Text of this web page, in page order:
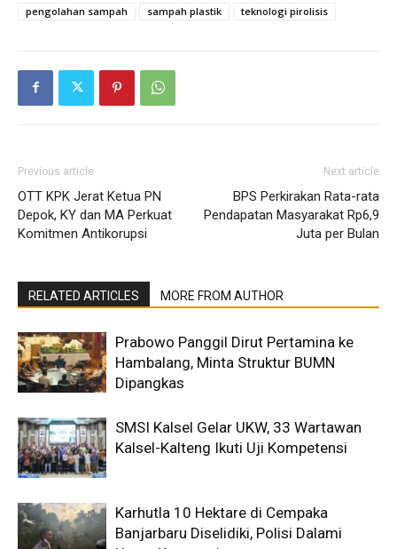
pengolahan sampah
sampah plastik teknologi pirolisis
Previous article
OTT KPK Jerat Ketua PN
Depok, KY dan MA Perkuat
Komitmen Antikorupsi
Next article
BPS Perkirakan Rata-rata
Pendapatan Masyarakat Rp6,9
Juta per Bulan
RELATED ARTICLES MORE FROM AUTHOR
Prabowo Panggil Dirut Pertamina ke
Hambalang, Minta Struktur BUMN
Dipangkas
SMSI Kalsel Gelar UKW, 33 Wartawan
Kalsel-Kalteng Ikuti Uji Kompetensi
Karhutla 10 Hektare di Cempaka
Banjarbaru Diselidiki, Polisi Dalami